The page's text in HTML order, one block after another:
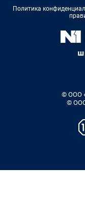
Политика
© ООО
© ООО